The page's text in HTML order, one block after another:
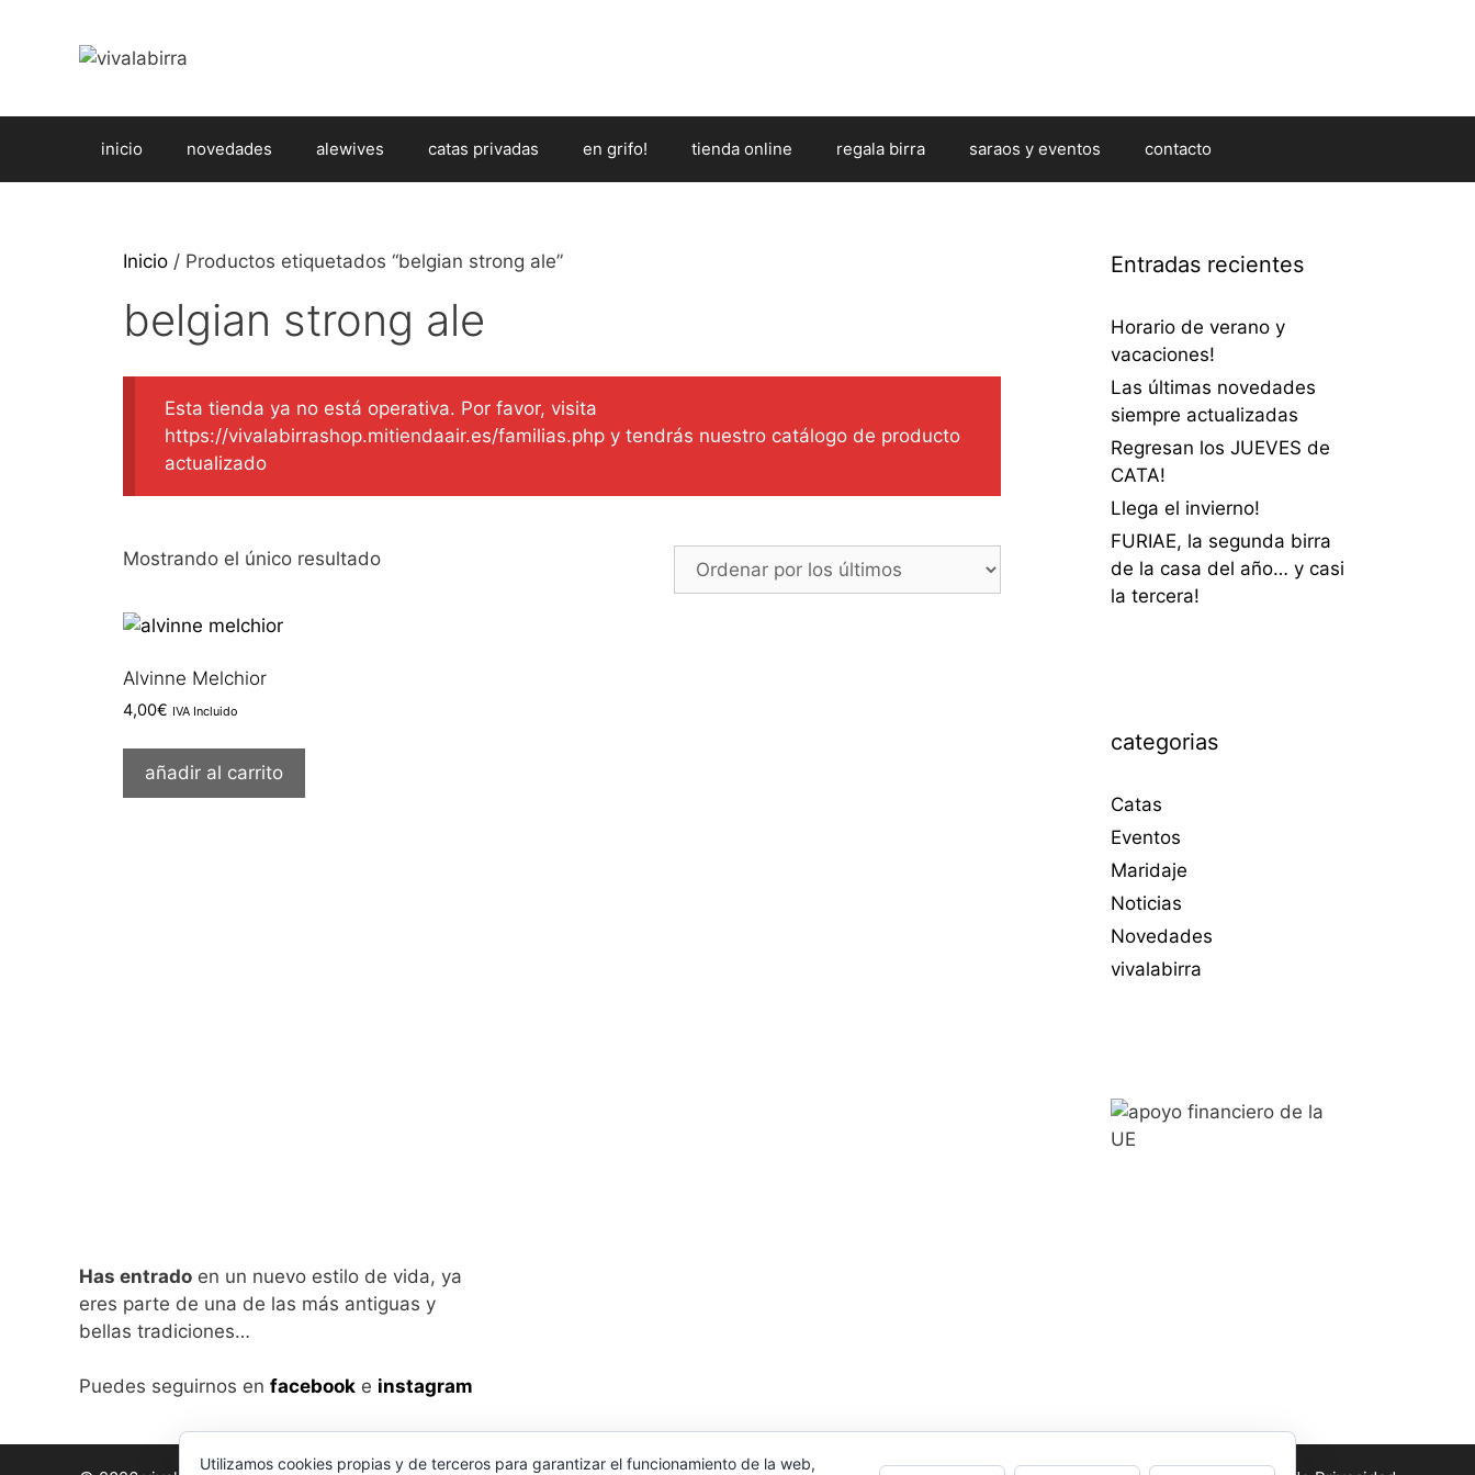
contenido
inicio novedades alewives catas privadas en grifo! tienda online regala birra saraos y eventos contacto
Inicio / Productos etiquetados “belgian strong ale”
belgian strong ale
Esta tienda ya no está operativa. Por favor, visita
https://vivalabirrashop.mitiendaair.es/familias.php y tendrás nuestro catálogo de producto
actualizado
Mostrando el único resultado
Alvinne Melchior
4,00€ IVA Incluido
añadir al carrito
Entradas recientes
Horario de verano y
vacaciones!
Las últimas novedades
siempre actualizadas
Regresan los JUEVES de
CATA!
Llega el invierno!
FURIAE, la segunda birra
de la casa del año… y casi
la tercera!
categorias
Catas
Eventos
Maridaje
Noticias
Novedades
vivalabirra
Has entrado en un nuevo estilo de vida, ya
eres parte de una de las más antiguas y
bellas tradiciones…
Puedes seguirnos en facebook e instagram
Utilizamos cookies propias y de terceros para garantizar el funcionamiento de la web,